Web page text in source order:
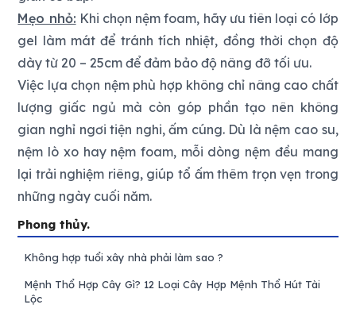
Mẹo nhỏ: Khi chọn nệm foam, hãy ưu tiên loại có lớp
gel làm mát để tránh tích nhiệt, đồng thời chọn độ
dày từ 20 – 25cm để đảm bảo độ nâng đỡ tối ưu.
Việc lựa chọn nệm phù hợp không chỉ nâng cao chất
lượng giấc ngủ mà còn góp phần tạo nên không
gian nghỉ ngơi tiện nghi, ấm cúng. Dù là nệm cao su,
nệm lò xo hay nệm foam, mỗi dòng nệm đều mang
lại trải nghiệm riêng, giúp tổ ấm thêm trọn vẹn trong
những ngày cuối năm.
Phong thủy.
Không hợp tuổi xây nhà phải làm sao ?
Mệnh Thổ Hợp Cây Gì? 12 Loại Cây Hợp Mệnh Thổ Hút Tài
Lộc